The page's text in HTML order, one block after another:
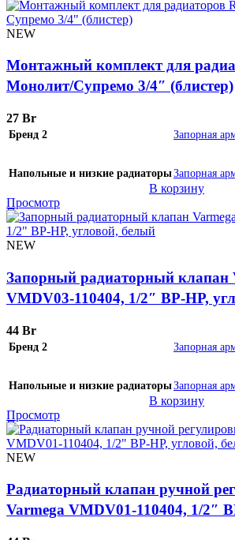
NEW
Монтажный комплект для
Монолит/Супремо 3/4″ (блистер)
27 Br
Бренд 2 Запорная
Напольные и низкие радиаторыЗапорная
В корзину
Просмотр
NEW
Запорный радиаторный клапан
VMDV03-110404, 1/2″ ВР-НР,
44 Br
Бренд 2 Запорная
Напольные и низкие радиаторыЗапорная
В корзину
Просмотр
NEW
Радиаторный клапан ручной
Varmega VMDV01-110404, 1/2″